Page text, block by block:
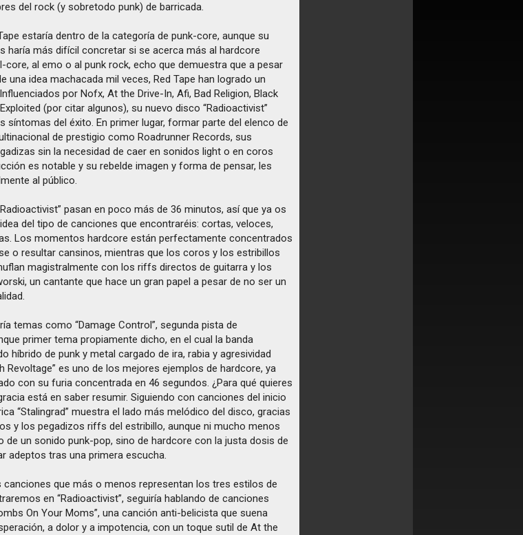
del rock (y sobretodo punk) de barricada.
estaría dentro de la categoría de punk-core, aunque su
haría más difícil concretar si se acerca más al hardcore
core, al emo o al punk rock, echo que demuestra que a pesar
una idea machacada mil veces, Red Tape han logrado un
por Nofx, At the Drive-In, Afi, Bad Religion, Black
(por citar algunos), su nuevo disco “Radioactivist”
síntomas del éxito. En primer lugar, formar parte del elenco de
de prestigio como Roadrunner Records, sus
sin la necesidad de caer en sonidos light o en coros
es notable y su rebelde imagen y forma de pensar, les
al público.
pasan en poco más de 36 minutos, así que ya os
del tipo de canciones que encontraréis: cortas, veloces,
Los momentos hardcore están perfectamente concentrados
o resultar cansinos, mientras que los coros y los estribillos
magistralmente con los riffs directos de guitarra y los
un cantante que hace un gran papel a pesar de no ser un
temas como “Damage Control”, segunda pista de
primer tema propiamente dicho, en el cual la banda
híbrido de punk y metal cargado de ira, rabia y agresividad
Revoltage” es uno de los mejores ejemplos de hardcore, ya
con su furia concentrada en 46 segundos. ¿Para qué quieres
está en saber resumir. Siguiendo con canciones del inicio
“Stalingrad” muestra el lado más melódico del disco, gracias
y los pegadizos riffs del estribillo, aunque ni mucho menos
de un sonido punk-pop, sino de hardcore con la justa dosis de
adeptos tras una primera escucha.
canciones que más o menos representan los tres estilos de
en “Radioactivist”, seguiría hablando de canciones
On Your Moms”, una canción anti-belicista que suena
a dolor y a impotencia, con un toque sutil de At the